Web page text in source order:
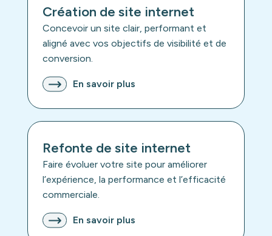
Création de site internet
Concevoir un site clair, performant et
aligné avec vos objectifs de visibilité et de
conversion.
En savoir plus
Refonte de site internet
Faire évoluer votre site pour améliorer
l’expérience, la performance et l’efficacité
commerciale.
En savoir plus